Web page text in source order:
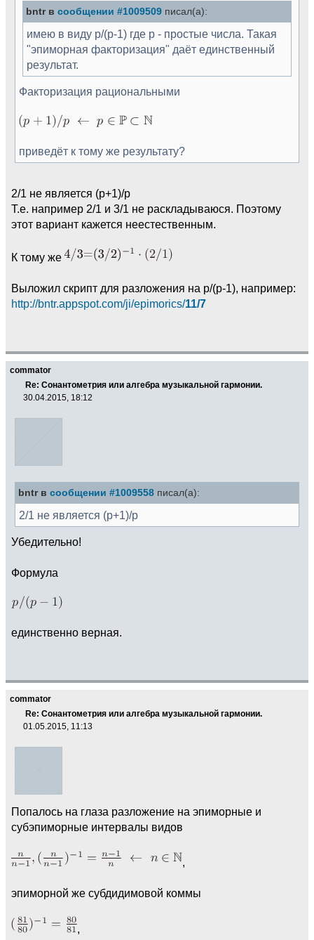
bntr в сообщении #1009509 писал(а):
имею в виду p/(p-1) где p - простые числа. Такая
"эпиморная факторизация" даёт единственный
результат.
Фaкторизация рациональными
приведёт к тому же результату?
2/1 не является (p+1)/p
Т.е. например 2/1 и 3/1 не раскладываюся. Поэтому
этот вариант кажется неестественным.
К тому же
Выложил скрипт для разложения на p/(p-1), например:
http://bntr.appspot.com/ji/epimorics/11/7
commator
Re: Сонантометрия или алгебра музыкальной гармонии.
30.04.2015, 18:12
bntr в сообщении #1009558 писал(а):
2/1 не является (p+1)/p
Убедительно!
Формула
единственно верная.
commator
Re: Сонантометрия или алгебра музыкальной гармонии.
01.05.2015, 11:13
Попалось на глаза разложение на эпиморные и
субэпиморные интервалы видов
,
эпиморной же субдидимовой коммы
,